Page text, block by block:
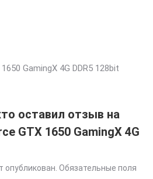
GamingX 4G DDR5 128bit
оставил отзыв на
GTX 1650 GamingX 4G
опубликован. Обязательные поля